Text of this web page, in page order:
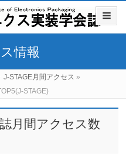
情報
J-STAGE月間アクセス »
STAGE)
月間アクセス数